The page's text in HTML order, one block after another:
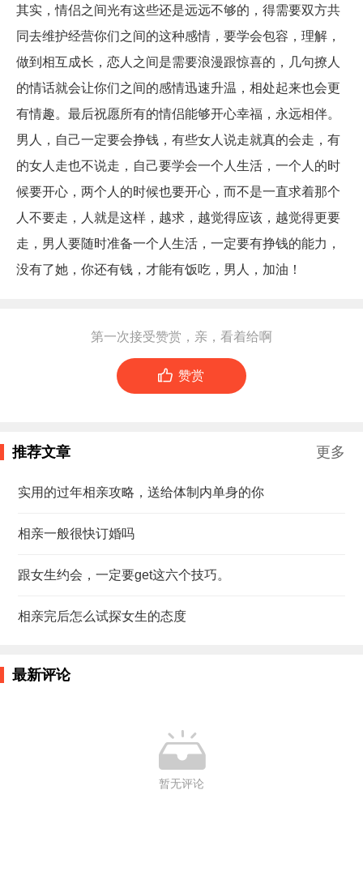
其实，情侣之间光有这些还是远远不够的，得需要双方共
同去维护经营你们之间的这种感情，要学会包容，理解，
做到相互成长，恋人之间是需要浪漫跟惊喜的，几句撩人
的情话就会让你们之间的感情迅速升温，相处起来也会更
有情趣。最后祝愿所有的情侣能够开心幸福，永远相伴。
男人，自己一定要会挣钱，有些女人说走就真的会走，有
的女人走也不说走，自己要学会一个人生活，一个人的时
候要开心，两个人的时候也要开心，而不是一直求着那个
人不要走，人就是这样，越求，越觉得应该，越觉得更要
走，男人要随时准备一个人生活，一定要有挣钱的能力，
没有了她，你还有钱，才能有饭吃，男人，加油！
第一次接受赞赏，亲，看着给啊
 赞赏
推荐文章 更多
实用的过年相亲攻略，送给体制内单身的你
相亲一般很快订婚吗
跟女生约会，一定要get这六个技巧。
相亲完后怎么试探女生的态度
最新评论

暂无评论